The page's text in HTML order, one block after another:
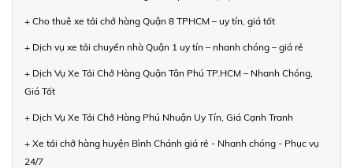
+ Cho thuê xe tải chở hàng Quận 8 TPHCM – uy tín, giá tốt
+ Dịch vụ xe tải chuyển nhà Quận 1 uy tín – nhanh chóng – giá rẻ
+ Dịch Vụ Xe Tải Chở Hàng Quận Tân Phú TP.HCM – Nhanh Chóng,
Giá Tốt
+ Dịch Vụ Xe Tải Chở Hàng Phú Nhuận Uy Tín, Giá Cạnh Tranh
+ Xe tải chở hàng huyện Bình Chánh giá rẻ - Nhanh chóng - Phục vụ
24/7